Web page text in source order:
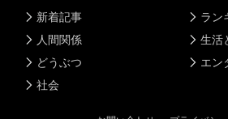
新着記事
人間関係
どうぶつ
社会
ラン
生活
エン